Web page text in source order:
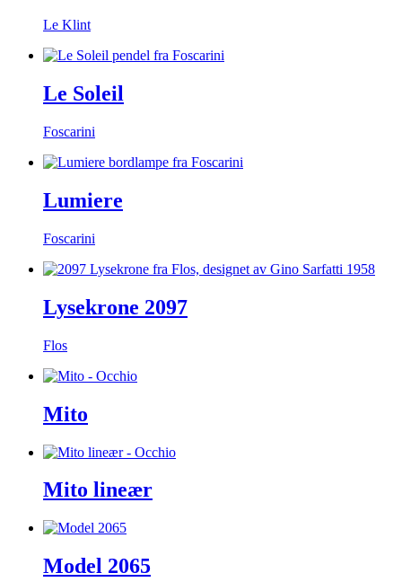
Le Klint
Le Soleil
Foscarini
Lumiere
Foscarini
Lysekrone 2097
Flos
Mito
Mito lineær
Model 2065